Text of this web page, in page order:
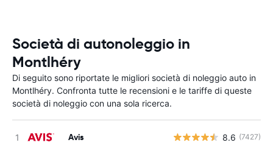
Società di autonoleggio in
Montlhéry
Di seguito sono riportate le migliori società di noleggio auto in
Montlhéry. Confronta tutte le recensioni e le tariffe di queste
società di noleggio con una sola ricerca.
Avis 8.6 (7427)